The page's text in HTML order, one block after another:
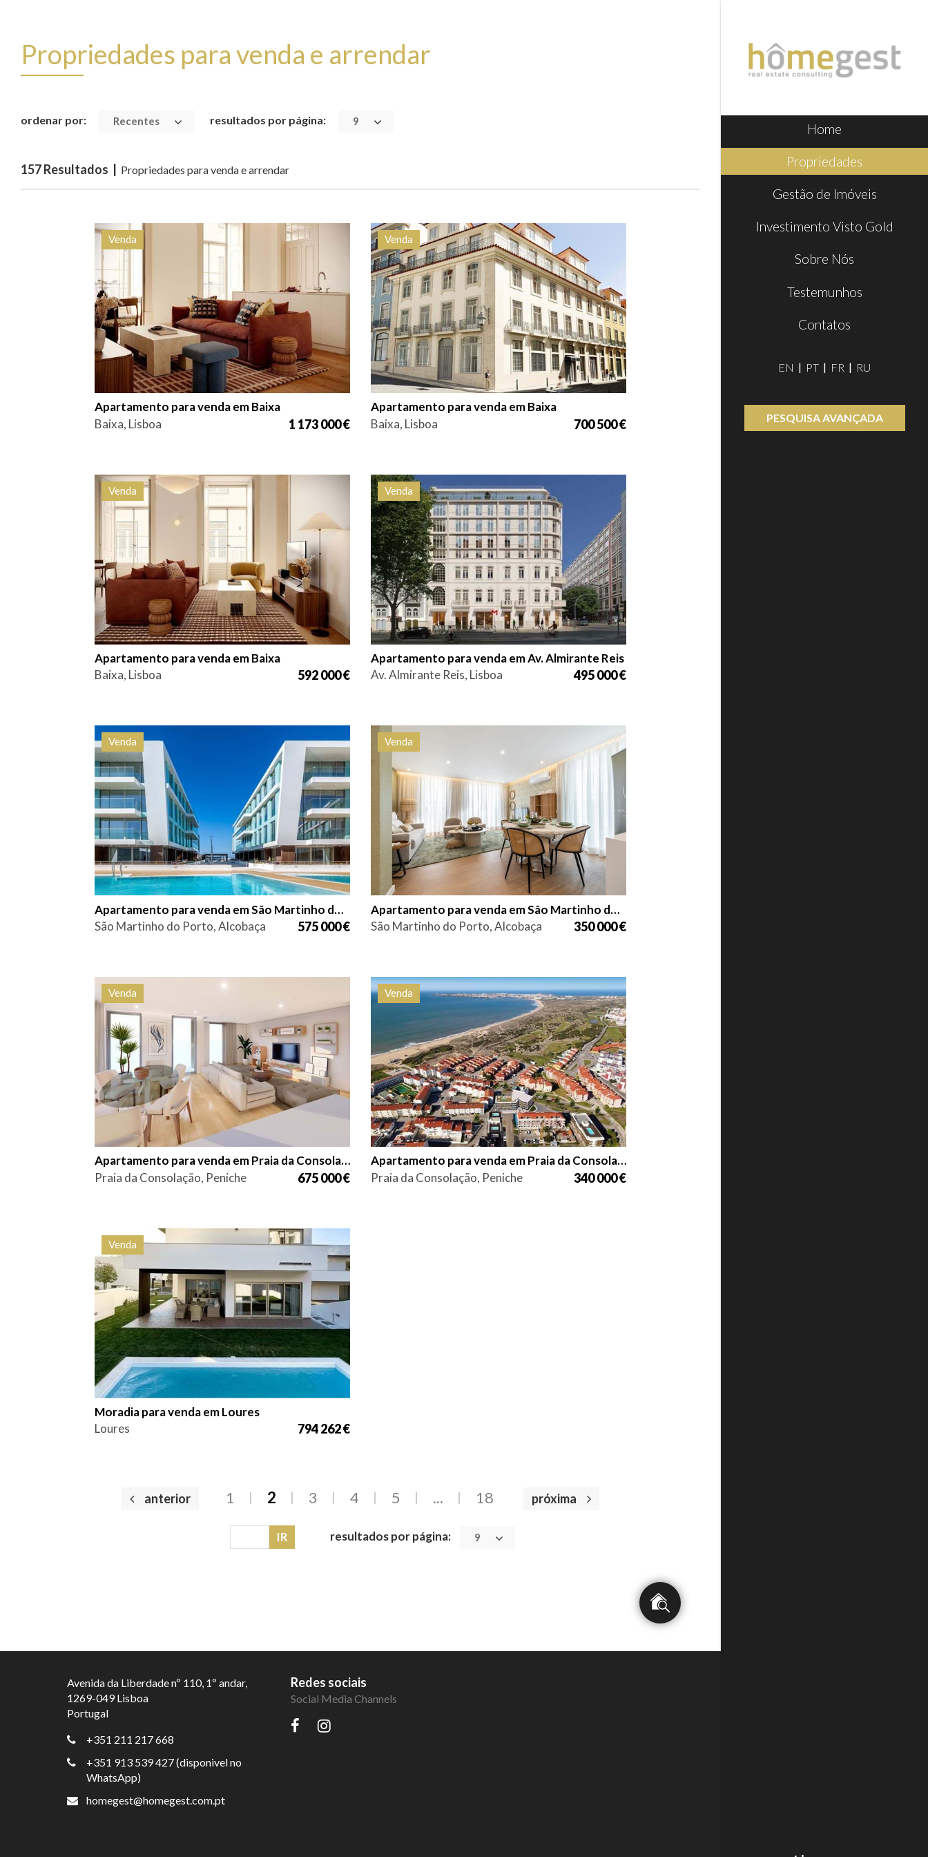
Home
Propriedades
Gestão de Imóveis
Investimento Visto Gold
Sobre Nós
Testemunhos
Contatos
EN PT FR RU
PESQUISA AVANÇADA
Propriedades para venda e arrendar
ordenar por: Recentes resultados por página: 9
157 Resultados | Propriedades para venda e arrendar
Área
128 m2
Referência
HG1549
Venda
Apartamento para venda em Baixa
1 173 000 €
Baixa, Lisboa
Quarto (s)
1
Área
69 m2
Referência
HG1548
Venda
Apartamento para venda em Baixa
700 500 €
Baixa, Lisboa
Quarto (s)
1
Área
60 m2
Referência
HG1547
Venda
Apartamento para venda em Baixa
592 000 €
Baixa, Lisboa
Quarto (s)
1
Área
51,75 m2
Referência
HG1546
Venda
Apartamento para venda em Av. Almirante Reis
495 000 €
Av. Almirante Reis, Lisboa
Quarto (s)
2
Referência
HG1544
Venda
Apartamento para venda em São Martinho do Porto
575 000 €
São Martinho do Porto, Alcobaça
Quarto (s)
55,6 m2
Referência
HG1543
Venda
Apartamento para venda em São Martinho do Porto
350 000 €
São Martinho do Porto, Alcobaça
Quarto (s)
4
Área
144,5 m2
Referência
HG1542
Venda
Apartamento para venda em Praia da Consolação
675 000 €
Praia da Consolação, Peniche
Quarto (s)
2
Área
85 m2
Referência
HG1540
Venda
Apartamento para venda em Praia da Consolação
340 000 €
Praia da Consolação, Peniche
Quarto (s)
3
Área
168 m2
Referência
HG1537
Venda
Moradia para venda em Loures
794 262 €
Loures
anterior 1 2 3 4 5 ... 18 próxima
resultados por página: 9
Avenida da Liberdade nº 110, 1º andar,
1269-049 Lisboa
Portugal
+351 211 217 668
+351 913 539 427 (disponivel no
WhatsApp)
homegest@homegest.com.pt
Redes sociais
Social Media Channels